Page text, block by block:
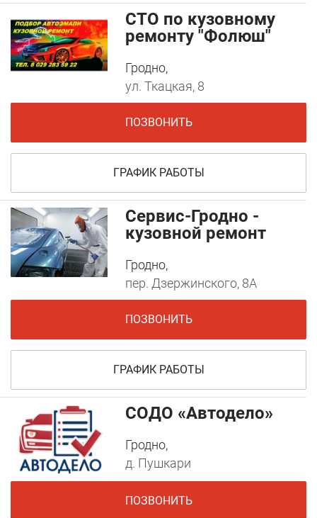
СТО по кузовному
ремонту "Фолюш"
Гродно,
ул. Ткацкая, 8
ПОЗВОНИТЬ
ГРАФИК РАБОТЫ
Сервис-Гродно -
кузовной ремонт
Гродно,
пер. Дзержинского, 8А
ПОЗВОНИТЬ
ГРАФИК РАБОТЫ
СОДО «Автодело»
Гродно,
д. Пушкари
ПОЗВОНИТЬ